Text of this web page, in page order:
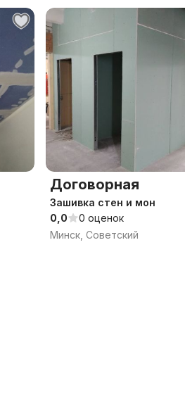
Договорная
Зашивка стен и мон
0,0
0 оценок
Минск, Советский